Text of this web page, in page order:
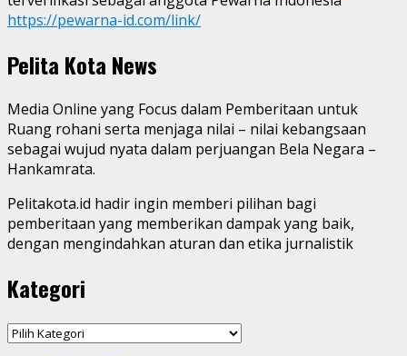
https://pewarna-id.com/link/
Pelita Kota News
Media Online yang Focus dalam Pemberitaan untuk
Ruang rohani serta menjaga nilai – nilai kebangsaan
sebagai wujud nyata dalam perjuangan Bela Negara –
Hankamrata.
Pelitakota.id hadir ingin memberi pilihan bagi
pemberitaan yang memberikan dampak yang baik,
dengan mengindahkan aturan dan etika jurnalistik
Kategori
Kategori